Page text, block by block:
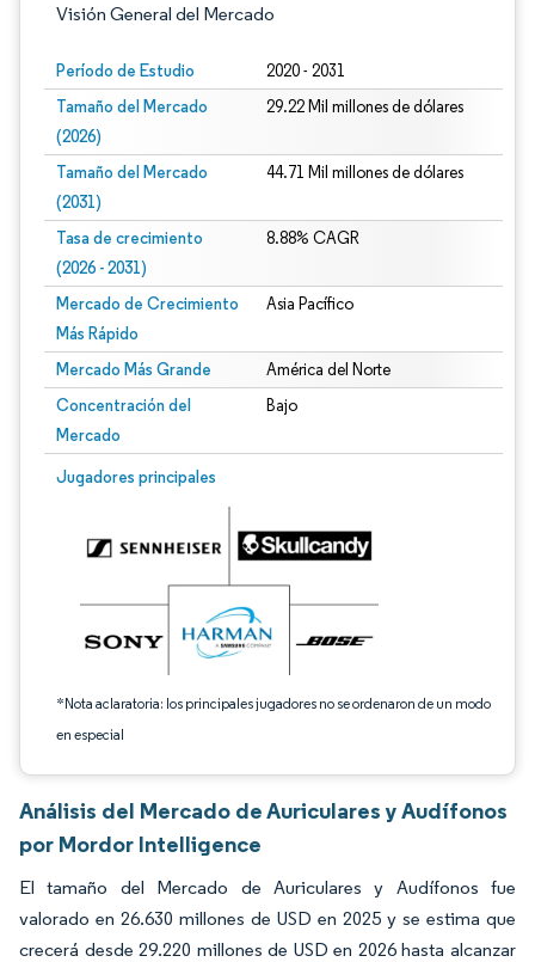
Visión General del Mercado
Período de Estudio 2020 - 2031
Tamaño del Mercado
(2026)
29.22 Mil millones de dólares
Tamaño del Mercado
(2031)
44.71 Mil millones de dólares
Tasa de crecimiento
(2026 - 2031)
8.88% CAGR
Mercado de Crecimiento
Más Rápido
Asia Pacífico
Mercado Más Grande América del Norte
Concentración del
Mercado
Bajo
Jugadores principales
*Nota aclaratoria: los principales jugadores no se ordenaron de un modo
en especial
Imagen © Mordor Intelligence. El uso requiere atribución según CC BY 4.0.
Análisis del Mercado de Auriculares y Audífonos
por Mordor Intelligence
El tamaño del Mercado de Auriculares y Audífonos fue
valorado en 26.630 millones de USD en 2025 y se estima que
crecerá desde 29.220 millones de USD en 2026 hasta alcanzar